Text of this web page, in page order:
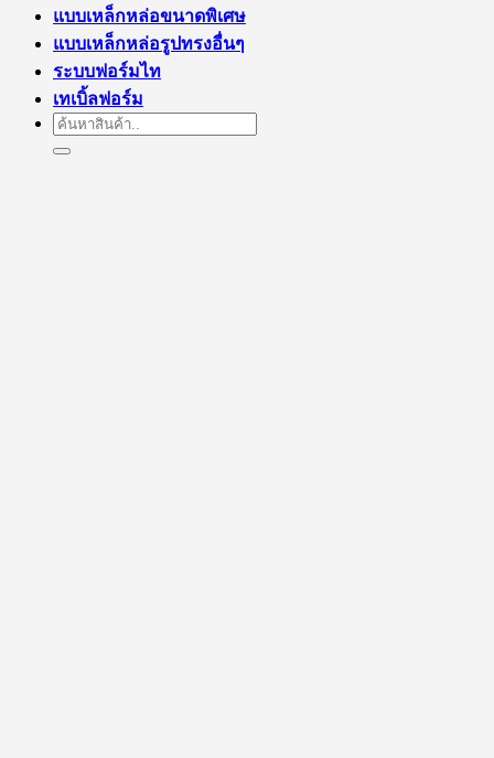
แบบเหล็กหล่อขนาดพิเศษ
แบบเหล็กหล่อรูปทรงอื่นๆ
ระบบฟอร์มไท
เทเบิ้ลฟอร์ม
Search
for: